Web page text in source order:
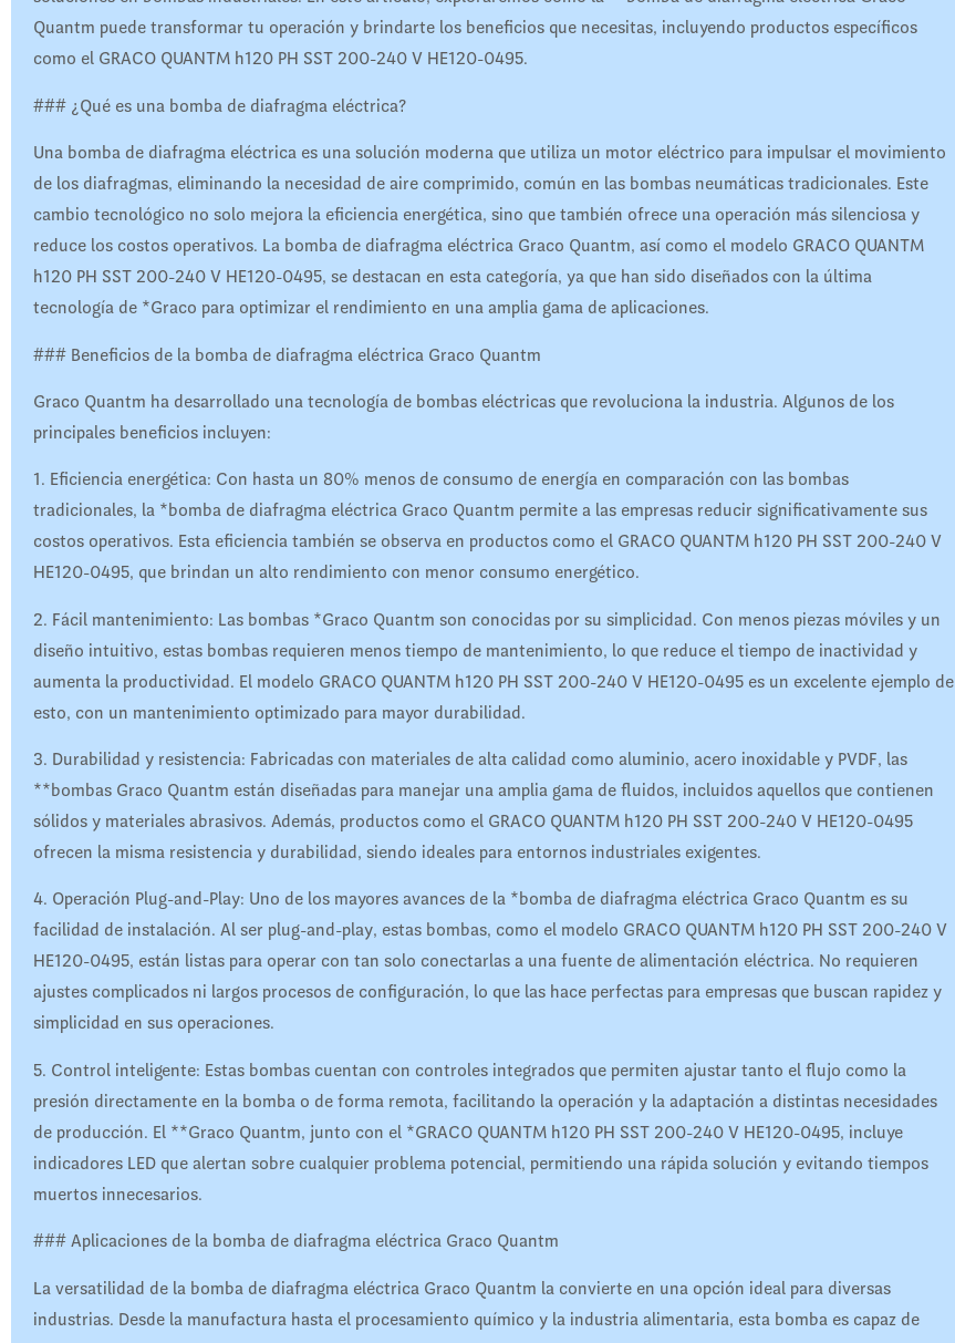
Quantm puede transformar tu operación y brindarte los beneficios que necesitas, incluyendo productos específicos
como el GRACO QUANTM h120 PH SST 200-240 V HE120-0495.
### ¿Qué es una bomba de diafragma eléctrica?
Una bomba de diafragma eléctrica es una solución moderna que utiliza un motor eléctrico para impulsar el movimiento
de los diafragmas, eliminando la necesidad de aire comprimido, común en las bombas neumáticas tradicionales. Este
cambio tecnológico no solo mejora la eficiencia energética, sino que también ofrece una operación más silenciosa y
reduce los costos operativos. La bomba de diafragma eléctrica Graco Quantm, así como el modelo GRACO QUANTM
h120 PH SST 200-240 V HE120-0495, se destacan en esta categoría, ya que han sido diseñados con la última
tecnología de *Graco para optimizar el rendimiento en una amplia gama de aplicaciones.
### Beneficios de la bomba de diafragma eléctrica Graco Quantm
Graco Quantm ha desarrollado una tecnología de bombas eléctricas que revoluciona la industria. Algunos de los
principales beneficios incluyen:
1. Eficiencia energética: Con hasta un 80% menos de consumo de energía en comparación con las bombas
tradicionales, la *bomba de diafragma eléctrica Graco Quantm permite a las empresas reducir significativamente sus
costos operativos. Esta eficiencia también se observa en productos como el GRACO QUANTM h120 PH SST 200-240 V
HE120-0495, que brindan un alto rendimiento con menor consumo energético.
2. Fácil mantenimiento: Las bombas *Graco Quantm son conocidas por su simplicidad. Con menos piezas móviles y un
diseño intuitivo, estas bombas requieren menos tiempo de mantenimiento, lo que reduce el tiempo de inactividad y
aumenta la productividad. El modelo GRACO QUANTM h120 PH SST 200-240 V HE120-0495 es un excelente ejemplo de
esto, con un mantenimiento optimizado para mayor durabilidad.
3. Durabilidad y resistencia: Fabricadas con materiales de alta calidad como aluminio, acero inoxidable y PVDF, las
**bombas Graco Quantm están diseñadas para manejar una amplia gama de fluidos, incluidos aquellos que contienen
sólidos y materiales abrasivos. Además, productos como el GRACO QUANTM h120 PH SST 200-240 V HE120-0495
ofrecen la misma resistencia y durabilidad, siendo ideales para entornos industriales exigentes.
4. Operación Plug-and-Play: Uno de los mayores avances de la *bomba de diafragma eléctrica Graco Quantm es su
facilidad de instalación. Al ser plug-and-play, estas bombas, como el modelo GRACO QUANTM h120 PH SST 200-240 V
HE120-0495, están listas para operar con tan solo conectarlas a una fuente de alimentación eléctrica. No requieren
ajustes complicados ni largos procesos de configuración, lo que las hace perfectas para empresas que buscan rapidez y
simplicidad en sus operaciones.
5. Control inteligente: Estas bombas cuentan con controles integrados que permiten ajustar tanto el flujo como la
presión directamente en la bomba o de forma remota, facilitando la operación y la adaptación a distintas necesidades
de producción. El **Graco Quantm, junto con el *GRACO QUANTM h120 PH SST 200-240 V HE120-0495, incluye
indicadores LED que alertan sobre cualquier problema potencial, permitiendo una rápida solución y evitando tiempos
muertos innecesarios.
### Aplicaciones de la bomba de diafragma eléctrica Graco Quantm
La versatilidad de la bomba de diafragma eléctrica Graco Quantm la convierte en una opción ideal para diversas
industrias. Desde la manufactura hasta el procesamiento químico y la industria alimentaria, esta bomba es capaz de